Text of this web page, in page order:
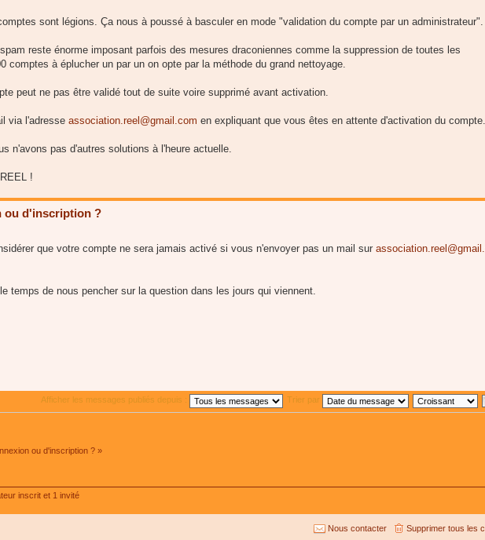
sont légions. Ça nous à poussé à basculer en mode "validation du compte par un administrateur".
reste énorme imposant parfois des mesures draconiennes comme la suppression de toutes les
comptes à éplucher un par un on opte par la méthode du grand nettoyage.
peut ne pas être validé tout de suite voire supprimé avant activation.
via l'adresse association.reel@gmail.com en expliquant que vous êtes en attente d'activation du compte.
n'avons pas d'autres solutions à l'heure actuelle.
!
ou d'inscription ?
que votre compte ne sera jamais activé si vous n'envoyer pas un mail sur
temps de nous pencher sur la question dans les jours qui viennent.
Afficher les messages publiés depuis : Trier par
ou d'inscription ? »
inscrit et 1 invité
Supprimer tous les
Nous contacter